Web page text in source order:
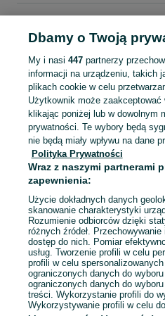
Mazowieckie
Pomadki - Warszawa
KATEGORIA
Mapa kategorii
Mapa miejscowości
Mapa ministron
Popularne wyszukiwania
Dbamy o Twoją
My i nasi 447partnerzy
informacji na urządzeniu, takich
plikach cookie w celu
Użytkownik może
klikając poniżej lub w dowolnym
prywatności. Te wybory będą
nie będą miały wpływu na dane
Polityka Prywatności
Wraz z naszymi partnerami
zapewnienia:
Użycie dokładnych danych
skanowanie charakterystyki
Rozumienie odbiorców dzięki
różnych źródeł.
dostęp do nich. Pomiar
usług. Tworzenie profili w celu
profili w celu
ograniczonych danych do
ograniczonych danych do
treści. Wykorzystanie profili do
Wykorzystywanie profili w celu